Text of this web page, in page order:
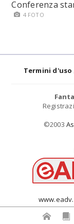
Conferenza
4 FOTO
Termini d'uso
©2003